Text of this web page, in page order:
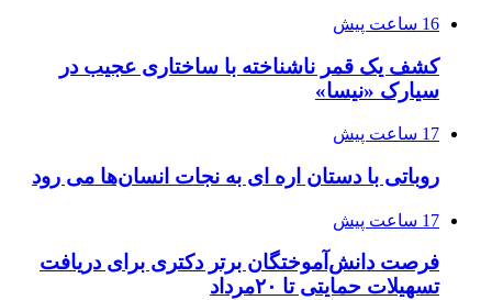
16 ساعت پیش
کشف یک قمر ناشناخته با ساختاری عجیب در
سیارک «نیسا»
17 ساعت پیش
روباتی با دستان اره ای به نجات انسان‌ها می رود
17 ساعت پیش
فرصت دانش‌آموختگان برتر دکتری‌ برای دریافت
تسهیلات حمایتی تا ۲۰مرداد